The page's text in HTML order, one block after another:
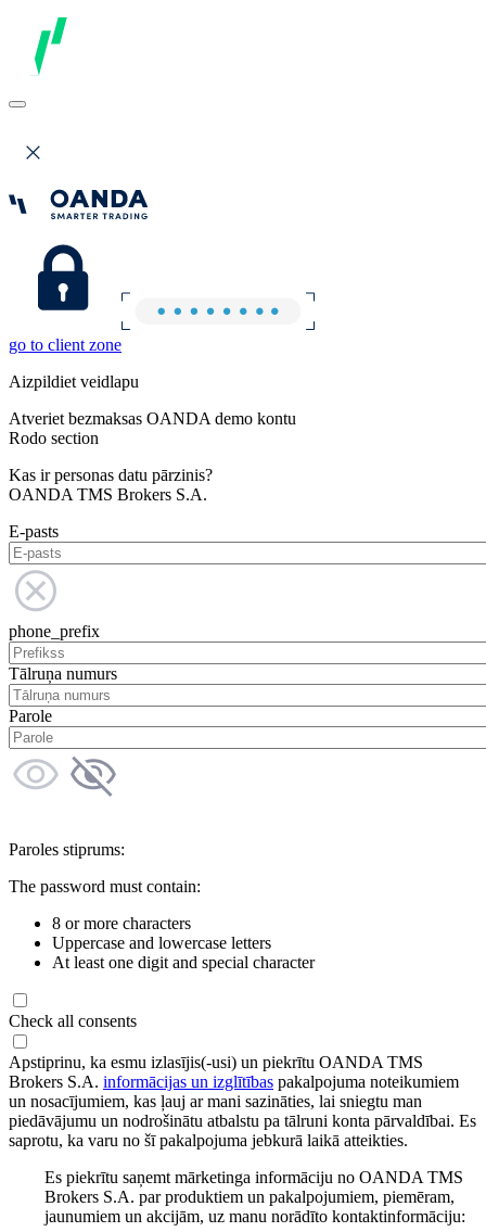
go to client zone
Aizpildiet veidlapu
Atveriet bezmaksas OANDA demo kontu
Rodo section
Kas ir personas datu pārzinis?
OANDA TMS Brokers S.A.
E-pasts
phone_prefix
Tālruņa numurs
Parole
Paroles stiprums:
The password must contain:
8 or more characters
Uppercase and lowercase letters
At least one digit and special character
Check all consents
Apstiprinu, ka esmu izlasījis(-usi) un piekrītu OANDA TMS
Brokers S.A. informācijas un izglītības pakalpojuma noteikumiem
un nosacījumiem, kas ļauj ar mani sazināties, lai sniegtu man
piedāvājumu un nodrošinātu atbalstu pa tālruni konta pārvaldībai. Es
saprotu, ka varu no šī pakalpojuma jebkurā laikā atteikties.
Es piekrītu saņemt mārketinga informāciju no OANDA TMS
Brokers S.A. par produktiem un pakalpojumiem, piemēram,
jaunumiem un akcijām, uz manu norādīto kontaktinformāciju: